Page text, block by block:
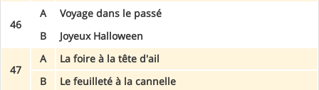
46
A
Voyage dans le passé
B
Joyeux Halloween
47
A
La foire à la tête d'ail
B
Le feuilleté à la cannelle